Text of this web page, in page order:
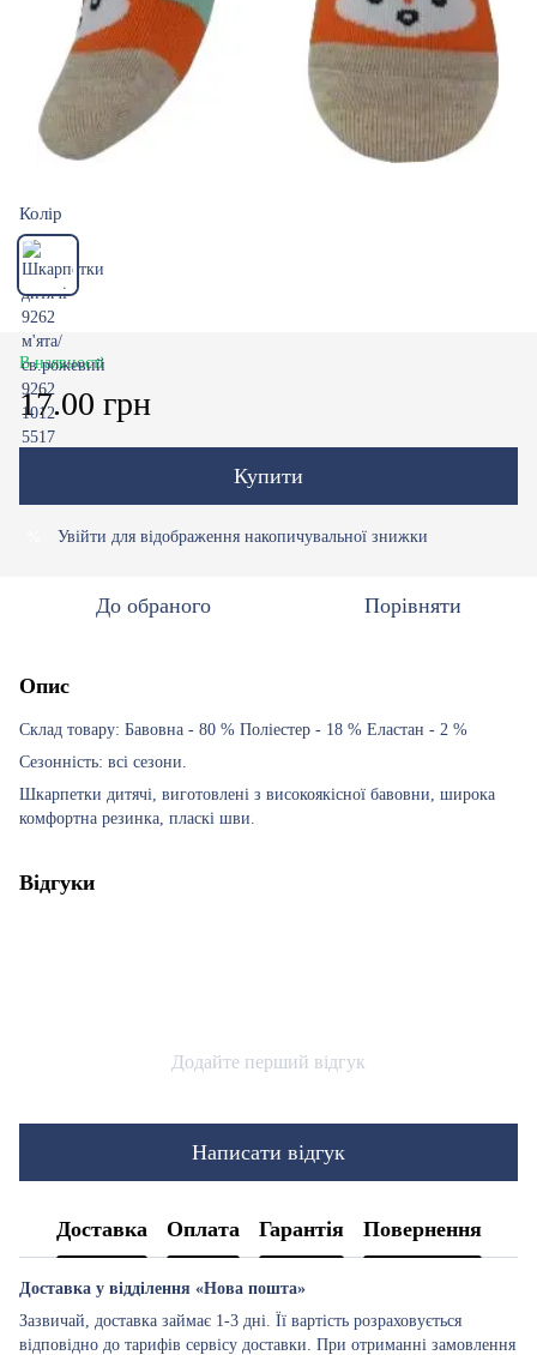
Колір
В наявності
17.00 грн
Купити
Увійти для відображення накопичувальної знижки
До обраного Порівняти
Опис
Склад товару: Бавовна - 80 % Поліестер - 18 % Еластан - 2 %
Сезонність: всі сезони.
Шкарпетки дитячі, виготовлені з високоякісної бавовни, широка
комфортна резинка, пласкі шви.
Відгуки
Додайте перший відгук
Написати відгук
Доставка Оплата Гарантія Повернення
Доставка у відділення «Нова пошта»
Зазвичай, доставка займає 1-3 дні. Її вартість розраховується
відповідно до тарифів сервісу доставки. При отриманні замовлення